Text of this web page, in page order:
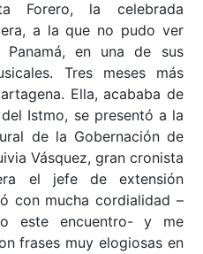
Forero, la celebrada
a la que no pudo ver
en una de sus
Tres meses más
Ella, acababa de
Istmo, se presentó a la
de la Gobernación de
Vásquez, gran cronista
el jefe de extensión
con mucha cordialidad –
este encuentro- y me
frases muy elogiosas en